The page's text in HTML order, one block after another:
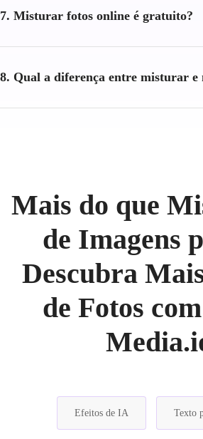
7. Misturar fotos online é gratuito?
8. Qual a diferença entre misturar e
Mais do que
de Imagens
Descubra
de Fotos
Efeitos de IA Texto